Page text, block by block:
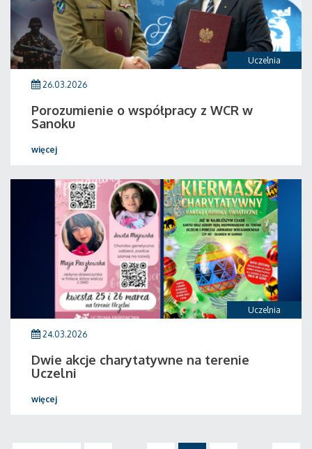
Uczelnia
26.03.2026
Porozumienie o współpracy z WCR w
Sanoku
więcej
Uczelnia
24.03.2026
Dwie akcje charytatywne na terenie
Uczelni
więcej